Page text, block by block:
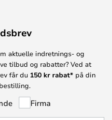
aktuelle indretnings- og
tilbud og rabatter? Ved at
får du 150 kr rabat* på din
Firma